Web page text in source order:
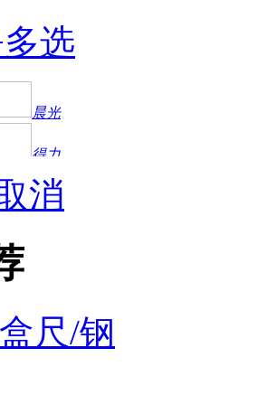
多选
晨光
得力
金亿利
消